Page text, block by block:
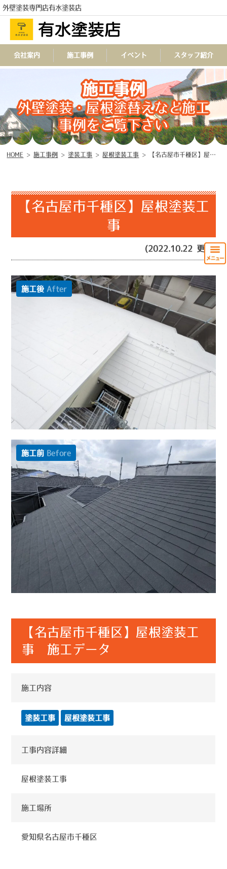
外壁塗装専門店有水塗装店
TEL
会社案内 施工事例 イベント スタッフ紹介
施工事例
外壁塗装・屋根塗替えなど施工
事例をご覧下さい
HOME > 施工事例 > 塗装工事 >屋根塗装工事 > 【名古屋市千種区】屋根塗装工事
【名古屋市千種区】屋根塗装工
事
(2022.10.22 更新)
施工後 After
施工前 Before
【名古屋市千種区】屋根塗装工
事 施工データ
施工内容
塗装工事 屋根塗装工事
工事内容詳細
屋根塗装工事
施工場所
愛知県名古屋市千種区